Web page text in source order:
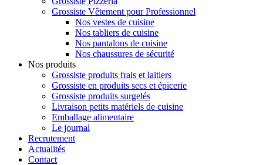
Grossiste Vêtement pour Professionnel
Nos vestes de cuisine
Nos tabliers de cuisine
Nos pantalons de cuisine
Nos chaussures de sécurité
Nos produits
Grossiste produits frais et laitiers
Grossiste en produits secs et épicerie
Grossiste produits surgelés
Livraison petits matériels de cuisine
Emballage alimentaire
Le journal
Recrutement
Actualités
Contact